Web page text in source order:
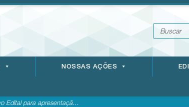
NOSSAS AÇÕES
Edital para apresentaçã...